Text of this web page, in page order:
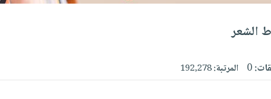
الشعر
0 المرتبة:192,278